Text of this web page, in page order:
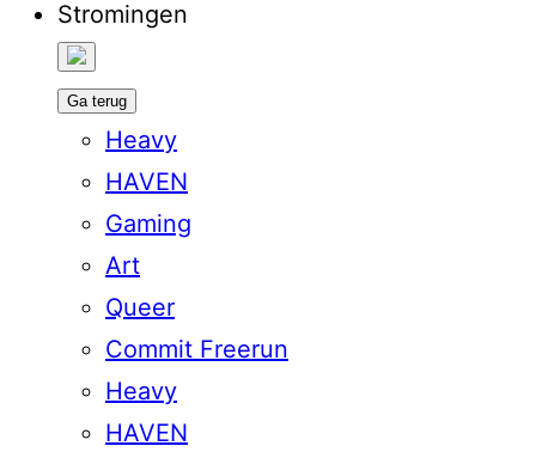
Stromingen
Ga terug
Heavy
HAVEN
Gaming
Art
Queer
Commit Freerun
Heavy
HAVEN